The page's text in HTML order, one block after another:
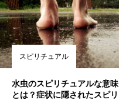
スピリチュアル
水虫のスピリチュアルな意味
とは？症状に隠されたスピリ